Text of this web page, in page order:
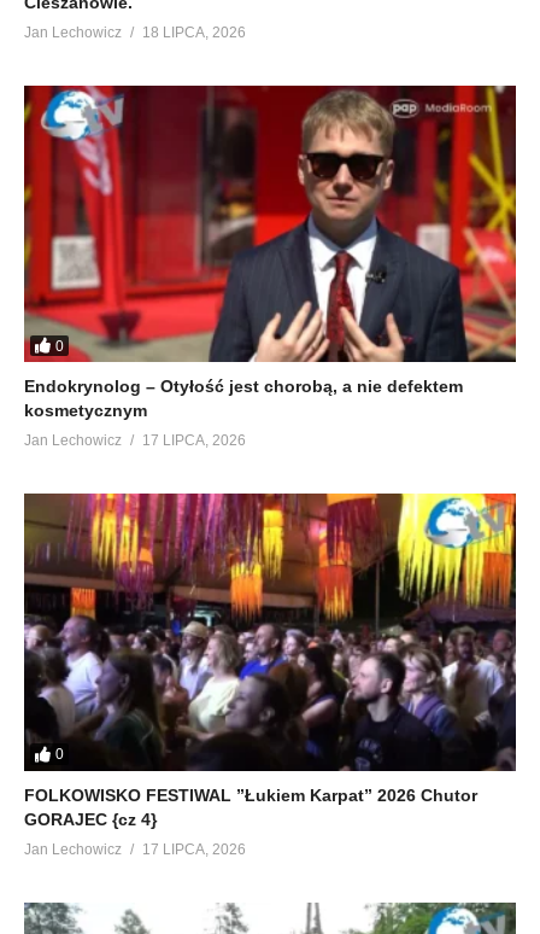
Jan Lechowicz 18 LIPCA, 2026
0
Endokrynolog – Otyłość jest chorobą, a nie defektem
kosmetycznym
Jan Lechowicz 17 LIPCA, 2026
0
FOLKOWISKO FESTIWAL ”Łukiem Karpat” 2026 Chutor
GORAJEC {cz 4}
Jan Lechowicz 17 LIPCA, 2026